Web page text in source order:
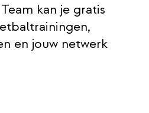
kan je gratis
en jouw netwerk